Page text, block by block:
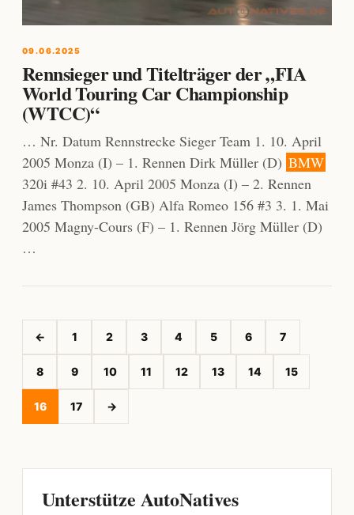
09.06.2025
Rennsieger und Titelträger der „FIA
World Touring Car Championship
(WTCC)“
… Nr. Datum Rennstrecke Sieger Team 1. 10. April
2005 Monza (I) – 1. Rennen Dirk Müller (D) BMW
320i #43 2. 10. April 2005 Monza (I) – 2. Rennen
James Thompson (GB) Alfa Romeo 156 #3 3. 1. Mai
2005 Magny-Cours (F) – 1. Rennen Jörg Müller (D)
…
← 1 2 3 4 5 6 7
8 9 10 11 12 13 14 15
16 17 →
Unterstütze AutoNatives